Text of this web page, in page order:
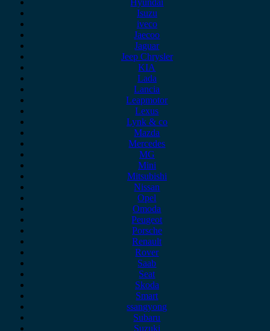
Hyundai
Isuzu
iveco
Jaecoo
Jaguar
Jeep Chrysler
KIA
Lada
Lancia
Leapmotor
Lexus
Lynk & co
Mazda
Mercedes
MG
Mini
Mitsubishi
Nissan
Opel
Omoda
Peugeot
Porsche
Renault
Rover
Saab
Seat
Skoda
Smart
ssangyong
Subaru
Suzuki